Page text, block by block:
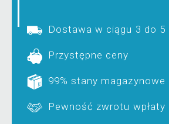
Dostawa w ciągu 3 do 5
Przystępne ceny
99% stany magazynowe
Pewność zwrotu wpłaty